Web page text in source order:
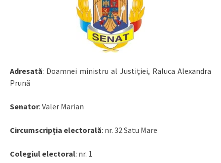
Adresată: Doamnei ministru al Justiției, Raluca Alexandra
Prună
Senator: Valer Marian
Circumscripția electorală: nr. 32 Satu Mare
Colegiul electoral: nr. 1